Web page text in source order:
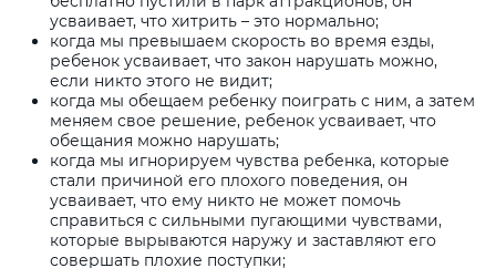
усваивает, что хитрить – это нормально;
когда мы превышаем скорость во время езды,
ребенок усваивает, что закон нарушать можно,
если никто этого не видит;
когда мы обещаем ребенку поиграть с ним, а затем
меняем свое решение, ребенок усваивает, что
обещания можно нарушать;
когда мы игнорируем чувства ребенка, которые
стали причиной его плохого поведения, он
усваивает, что ему никто не может помочь
справиться с сильными пугающими чувствами,
которые вырываются наружу и заставляют его
совершать плохие поступки;